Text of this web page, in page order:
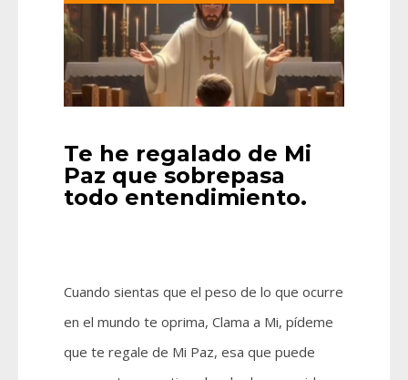
Te he regalado de Mi
Paz que sobrepasa
todo entendimiento.
Cuando sientas que el peso de lo que ocurre
en el mundo te oprima, Clama a Mi, pídeme
que te regale de Mi Paz, esa que puede